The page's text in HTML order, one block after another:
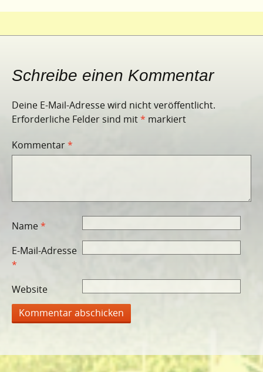
Schreibe einen Kommentar
Deine E-Mail-Adresse wird nicht veröffentlicht.
Erforderliche Felder sind mit* markiert
Kommentar*
Name*
E-Mail-Adresse
*
Website